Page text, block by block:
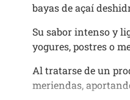
bayas de açaí
Su sabor intenso y
yogures, postres o
Al tratarse de un
meriendas,